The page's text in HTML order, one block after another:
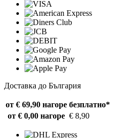
Доставка до България
от € 69,90 нагоре безплатно*
от € 0,00 нагоре € 8,90